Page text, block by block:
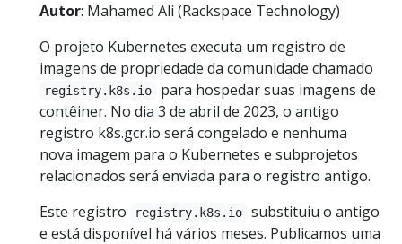
Autor: Mahamed Ali (Rackspace Technology)
O projeto Kubernetes executa um registro de
imagens de propriedade da comunidade chamado
registry.k8s.io
para hospedar suas imagens de
contêiner. No dia 3 de abril de 2023, o antigo
registro k8s.gcr.io será congelado e nenhuma
nova imagem para o Kubernetes e subprojetos
relacionados será enviada para o registro antigo.
Este registro
registry.k8s.io
substituiu o antigo
e está disponível há vários meses. Publicamos uma